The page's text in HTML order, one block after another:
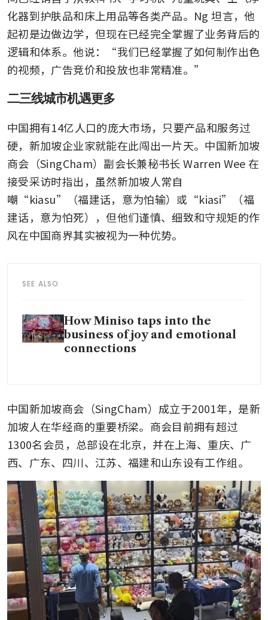
化器到护肤品和床上用品等各类产品。Ng 坦言，他
起初是边做边学，但现在已经完全掌握了业务背后的
逻辑和体系。他说：“我们已经掌握了如何制作出色
的视频，广告竞价和投放也非常精准。”
二三线城市机遇更多
中国拥有14亿人口的庞大市场，只要产品和服务过
硬，新加坡企业家就能在此闯出一片天。中国新加坡
商会（SingCham）副会长兼秘书长 Warren Wee 在
接受采访时指出，虽然新加坡人常自
嘲“kiasu”（福建话，意为怕输）或“kiasi”（福
建话，意为怕死），但他们谨慎、细致和守规矩的作
风在中国商界其实被视为一种优势。
SEE ALSO
How Miniso taps into the
business of joy and emotional
connections
中国新加坡商会（SingCham）成立于2001年，是新
加坡人在华经商的重要桥梁。商会目前拥有超过
1300名会员，总部设在北京，并在上海、重庆、广
西、广东、四川、江苏、福建和山东设有工作组。